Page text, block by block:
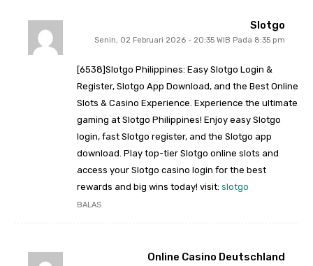
Slotgo
Senin, 02 Februari 2026 - 20:35 WIB Pada 8:35 pm
[6538]Slotgo Philippines: Easy Slotgo Login &
Register, Slotgo App Download, and the Best Online
Slots & Casino Experience. Experience the ultimate
gaming at Slotgo Philippines! Enjoy easy Slotgo
login, fast Slotgo register, and the Slotgo app
download. Play top-tier Slotgo online slots and
access your Slotgo casino login for the best
rewards and big wins today! visit: slotgo
BALAS
Online Casino Deutschland